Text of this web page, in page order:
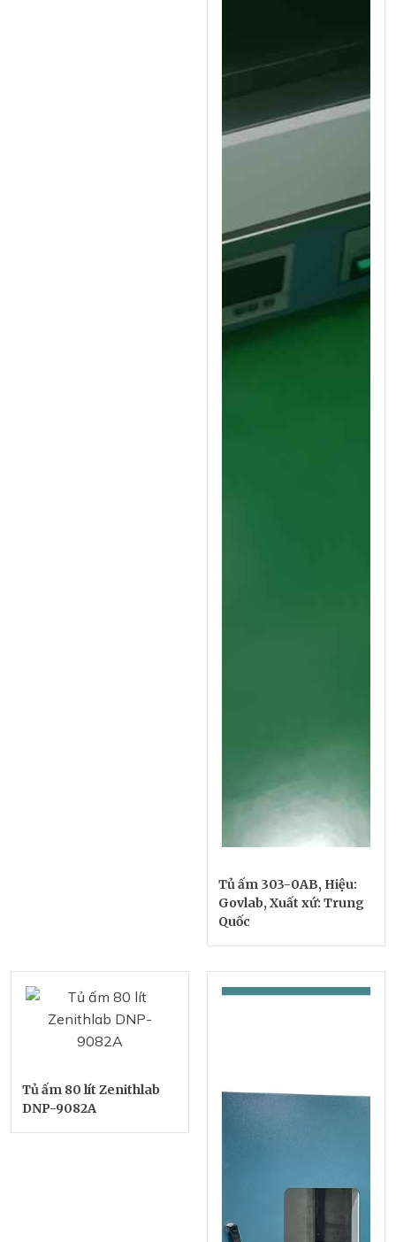
Tủ ấm 303-0AB, Hiệu:
Govlab, Xuất xứ: Trung
Quốc
Tủ ấm 80 lít Zenithlab
DNP-9082A